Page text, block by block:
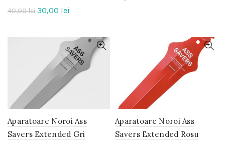
40,00lei Prețul
40,00 lei.
30,00 lei
este:
30,00 lei.
Aparatoare Noroi Ass
Savers Extended Gri
Aparatoare Noroi Ass
Savers Extended Rosu